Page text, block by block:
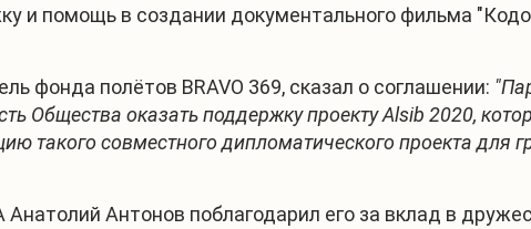
и помощь в создании документального фильма
фонда полётов BRAVO 369, сказал о соглашении:
Общества оказать поддержку проекту Alsib 2020,
такого совместного дипломатического проекта для
Антонов поблагодарил его за вклад в